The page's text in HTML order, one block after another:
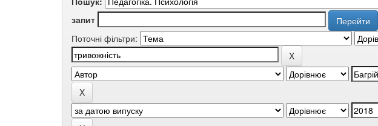
запит
Поточні фільтри: